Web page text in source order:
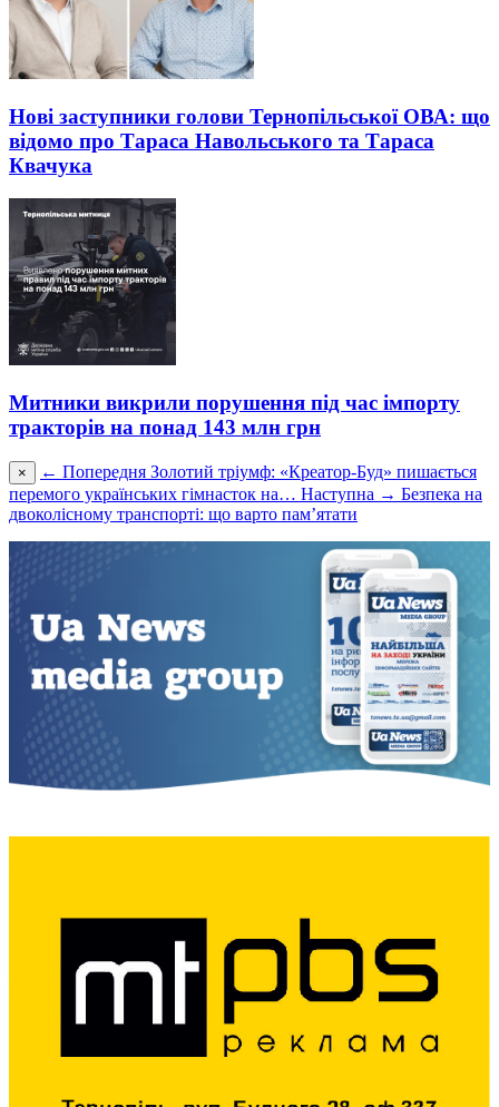
Нові заступники голови Тернопільської ОВА: що
відомо про Тараса Навольського та Тараса
Квачука
Митники викрили порушення під час імпорту
тракторів на понад 143 млн грн
× ← Попередня Золотий тріумф: «Креатор-Буд» пишається
перемого українських гімнасток на… Наступна → Безпека на
двоколісному транспорті: що варто пам’ятати